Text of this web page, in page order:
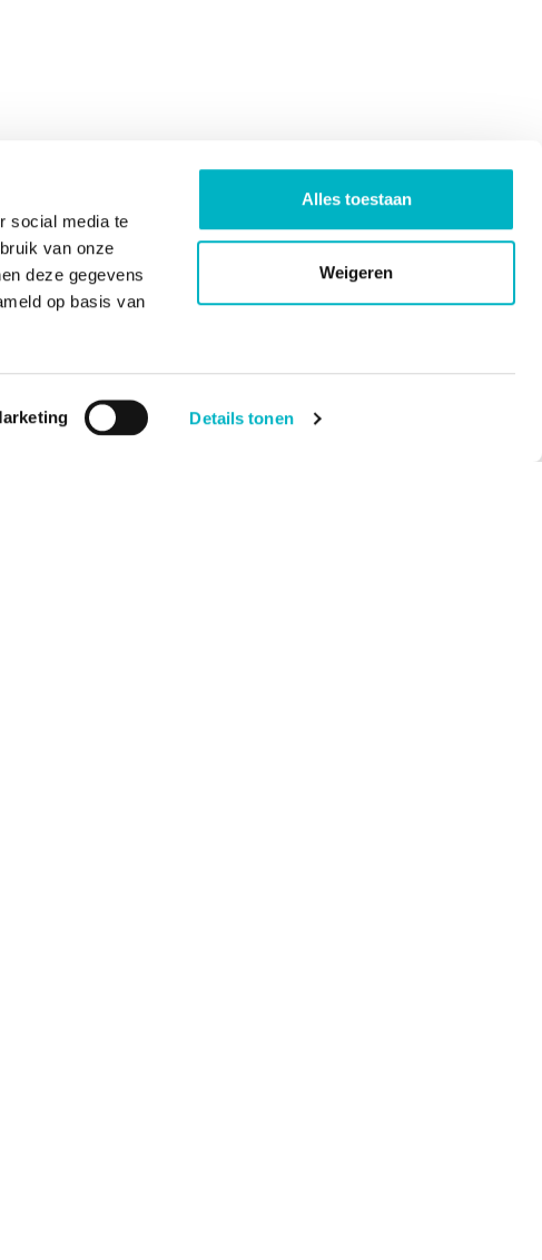
social media te
van onze
deze gegevens
op basis van
Details tonen
Alles toestaan
Weigeren